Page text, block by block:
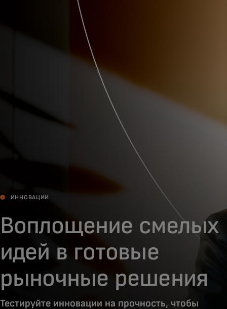
Для бизнеса
Для новаторов
ИННОВАЦИИ
Воплощение смелых
идей в готовые
рыночные решения
Тестируйте инновации на прочность, чтобы